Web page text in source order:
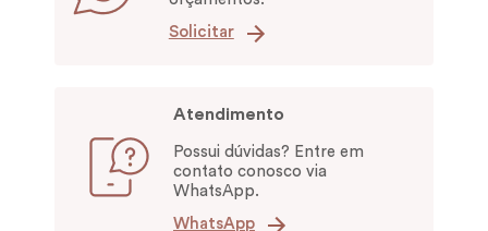
Solicitar
Atendimento
Possui dúvidas? Entre em
contato conosco via
WhatsApp.
WhatsApp